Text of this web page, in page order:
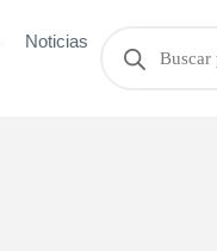
Noticias